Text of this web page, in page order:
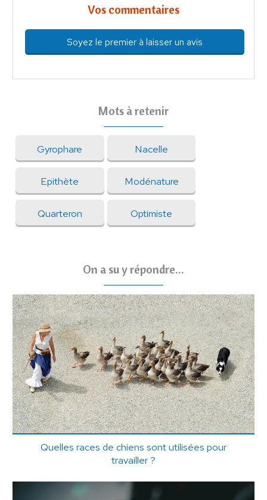
Vos commentaires
Soyez le premier à laisser un avis
Mots à retenir
Gyrophare Nacelle
Epithète Modénature
Quarteron Optimiste
On a su y répondre...
Quelles races de chiens sont utilisées pour
travailler ?